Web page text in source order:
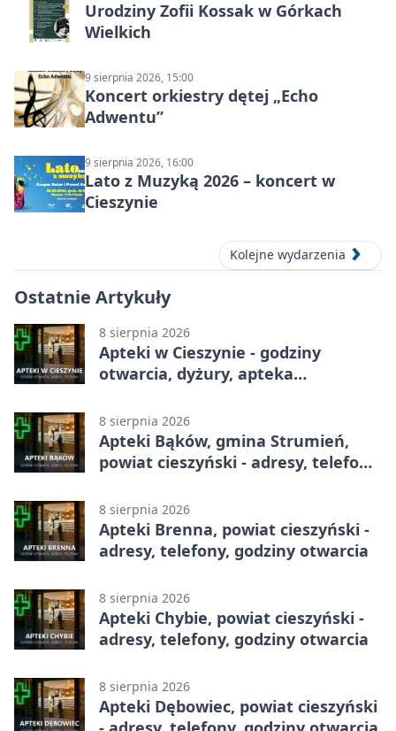
Urodziny Zofii Kossak w Górkach
Wielkich
9 sierpnia 2026, 15:00
Koncert orkiestry dętej „Echo
Adwentu”
9 sierpnia 2026, 16:00
Lato z Muzyką 2026 – koncert w
Cieszynie
Kolejne wydarzenia
Ostatnie Artykuły
8 sierpnia 2026
Apteki w Cieszynie - godziny
otwarcia, dyżury, apteka
8 sierpnia 2026
Apteki Bąków, gmina Strumień,
powiat cieszyński - adresy, telefony,
8 sierpnia 2026
Apteki Brenna, powiat cieszyński -
adresy, telefony, godziny otwarcia
8 sierpnia 2026
Apteki Chybie, powiat cieszyński -
adresy, telefony, godziny otwarcia
8 sierpnia 2026
Apteki Dębowiec, powiat cieszyński